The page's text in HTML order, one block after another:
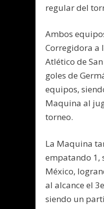
regular del
Ambos
Corregidora a
Atlético de
goles de
equipos,
Maquina al
torneo.
La Maquina
empatando 1,
México,
al alcance el
siendo un